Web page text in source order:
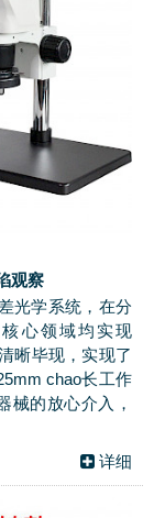
观察
光学系统，在分
心领域均实现
晰毕现，实现了
chao长工作
械的放心介入，
详细